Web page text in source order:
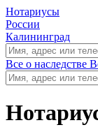
Нотариусы
России
Калининград
Все о наследстве